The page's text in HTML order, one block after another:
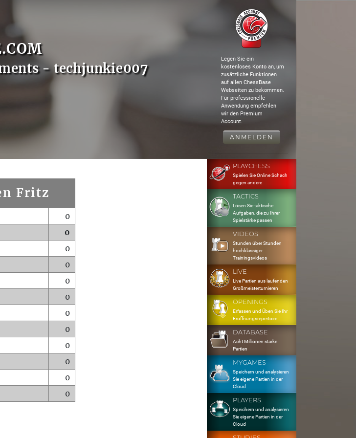
- techjunkie007
Legen Sie ein
kostenloses Konto an, um
zusätzliche Funktionen
auf allen ChessBase
Webseiten zu bekommen.
Für professionelle
Anwendung empfehlen
wir den Premium
Account.
ANMELDEN
Fritz
0
0
0
0
0
0
0
0
0
0
0
0
PLAYCHESS
Spielen Sie Online Schach
gegen andere
TACTICS
Lösen Sie taktische
Aufgaben, die zu Ihrer
Spielstärke passen
VIDEOS
Stunden über Stunden
hochklassiger
Trainingsvideos
LIVE
Live Partien aus laufenden
Großmeisterturnieren
OPENINGS
Erfassen und Üben Sie Ihr
Eröffnungsrepertoire
DATABASE
Acht Millionen starke
Partien
MYGAMES
Speichern und analysieren
Sie eigene Partien in der
Cloud
PLAYERS
Speichern und analysieren
Sie eigene Partien in der
Cloud